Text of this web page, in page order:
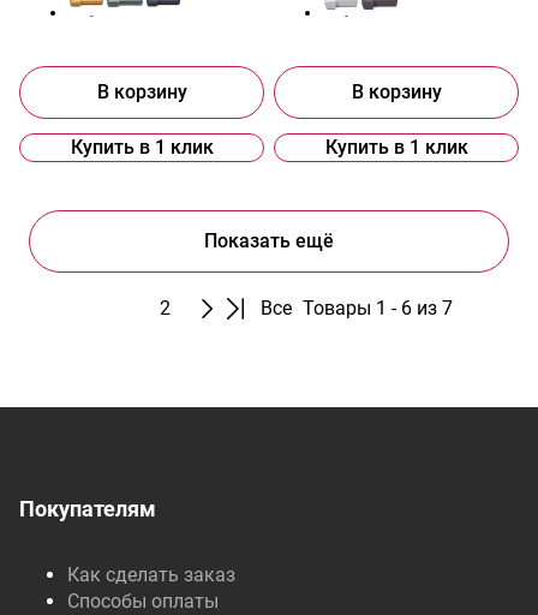
В корзину
Купить в 1 клик
В корзину
Купить в 1 клик
Показать ещё
2 Все Товары 1 - 6 из 7
Покупателям
Как сделать заказ
Способы оплаты